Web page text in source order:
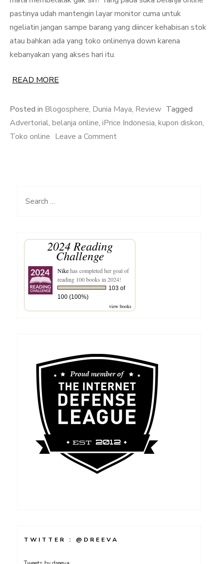
pastinya udah mantengin layar monitor cuma untuk
ngeliatin jangan sampe barang yang diincer kehabisan stok
atau bahkan ada yang toko onlinenya down karena
kebanyakan yang akses hari itu.
READ MORE
Posted in Blogosphere, Dunia Maya, Review Tagged
Advertorial, belanja online, iPrice Indonesia, kupon diskon,
Toko online Leave a Commenton
Search
2024 Reading
Challenge
Nikehas completed her goal of
reading 100 books in 2024!
103 of
100 (100%)
view books
TWITTER : @DREEVA